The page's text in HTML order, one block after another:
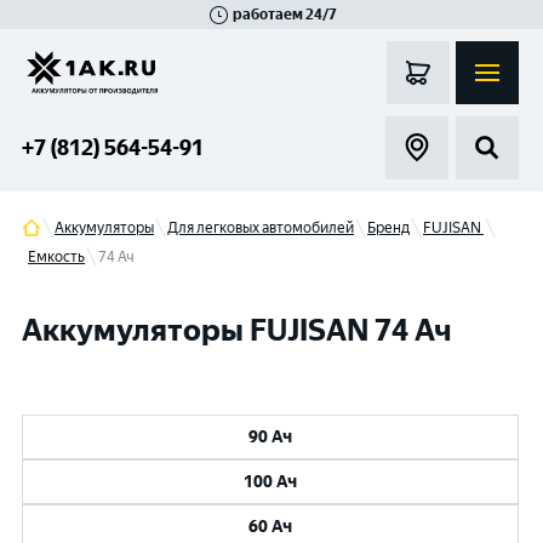
работаем 24/7
+7 (812) 564-54-91
Аккумуляторы Для легковых автомобилей Бренд
FUJISAN
Емкость
74 Ач
Аккумуляторы FUJISAN 74 Ач
90 Ач
100 Ач
60 Ач
Гатчина